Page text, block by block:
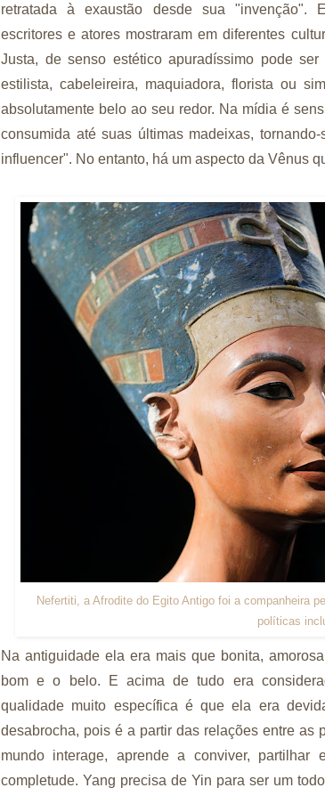
retratada à exaustão desde sua "invenção".
escritores e atores mostraram em diferentes
Justa, de senso estético apuradíssimo pode ser
estilista, cabeleireira, maquiadora, florista ou
absolutamente belo ao seu redor. Na mídia é
consumida até suas últimas madeixas,
influencer". No entanto, há um aspecto da Vênus
Nefertiti, a Afrodite do Egito Antigo foi a companheira
políticas
Na antiguidade ela era mais que bonita,
bom e o belo. E acima de tudo era
qualidade muito específica é que ela era
desabrocha, pois é a partir das relações entre as
mundo interage, aprende a conviver,
completude. Yang precisa de Yin para ser um